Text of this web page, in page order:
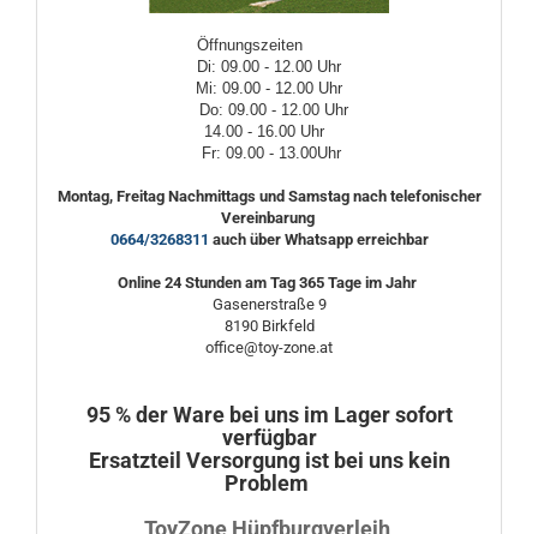
Öffnungszeiten
Di: 09.00 - 12.00 Uhr
Mi: 09.00 - 12.00 Uhr
Do: 09.00 - 12.00 Uhr
14.00 - 16.00 Uhr
Fr: 09.00 - 13.00Uhr
Montag, Freitag Nachmittags und Samstag nach telefonischer
Vereinbarung
0664/3268311 auch über Whatsapp erreichbar
Online 24 Stunden am Tag 365 Tage im Jahr
Gasenerstraße 9
8190 Birkfeld
office@toy-zone.at
95 % der Ware bei uns im Lager sofort
verfügbar
Ersatzteil Versorgung ist bei uns kein
Problem
ToyZone Hüpfburgverleih